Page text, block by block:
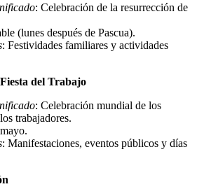
: Celebración de la resurrección de
(lunes después de Pascua).
: Festividades familiares y actividades
del Trabajo
: Celebración mundial de los
trabajadores.
: Manifestaciones, eventos públicos y días